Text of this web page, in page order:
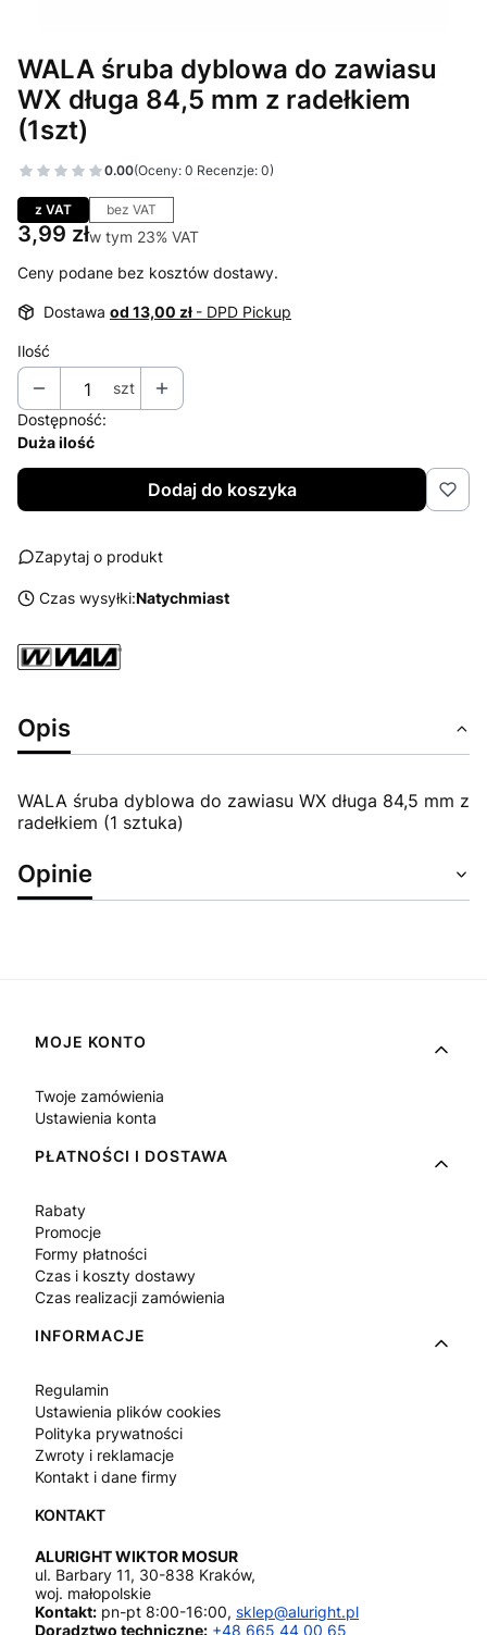
WALA śruba dyblowa do zawiasu
WX długa 84,5 mm z radełkiem
(1szt)
0.00(Oceny: 0 Recenzje: 0)
Przejdź do sekcji Opinie
z VAT bez VAT
Cena
3,99 złw tym 23% VAT
w tym 23% VAT
Ceny podane bez kosztów dostawy.
Dostawa od 13,00 zł - DPD Pickup
Ilość
szt
Dostępność:
Duża ilość
Dodaj do koszyka
Zapytaj o produkt
Czas wysyłki:Natychmiast
Opis
WALA śruba dyblowa do zawiasu WX długa 84,5 mm z
radełkiem (1 sztuka)
Opinie
Linki w stopce
MOJE KONTO
Twoje zamówienia
Ustawienia konta
PŁATNOŚCI I DOSTAWA
Rabaty
Promocje
Formy płatności
Czas i koszty dostawy
Czas realizacji zamówienia
INFORMACJE
Regulamin
Ustawienia plików cookies
Polityka prywatności
Zwroty i reklamacje
Kontakt i dane firmy
ALURIGHT WIKTOR MOSUR
ul. Barbary 11, 30-838 Kraków,
woj. małopolskie
Kontakt: pn-pt 8:00-16:00, sklep@aluright.pl
Doradztwo techniczne: +48 665 44 00 65